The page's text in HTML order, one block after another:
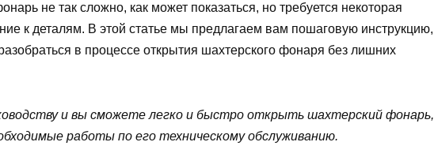
не так сложно, как может показаться, но требуется некоторая
к деталям. В этой статье мы предлагаем вам пошаговую инструкцию,
в процессе открытия шахтерского фонаря без лишних
и вы сможете легко и быстро открыть шахтерский фонарь,
работы по его техническому обслуживанию.